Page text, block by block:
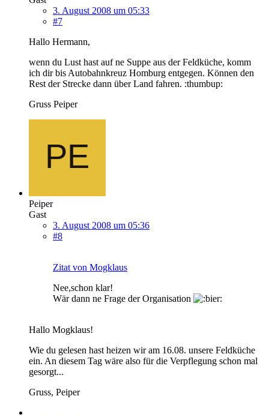
3. August 2008 um 05:33
#7
Hallo Hermann,
wenn du Lust hast auf ne Suppe aus der Feldküche, komm
ich dir bis Autobahnkreuz Homburg entgegen. Können den
Rest der Strecke dann über Land fahren. :thumbup:
Gruss Peiper
Peiper
Gast
3. August 2008 um 05:36
#8
Zitat von Mogklaus
Nee,schon klar!
Wär dann ne Frage der Organisation
Hallo Mogklaus!
Wie du gelesen hast heizen wir am 16.08. unsere Feldküche
ein. An diesem Tag wäre also für die Verpflegung schon mal
gesorgt...
Gruss, Peiper